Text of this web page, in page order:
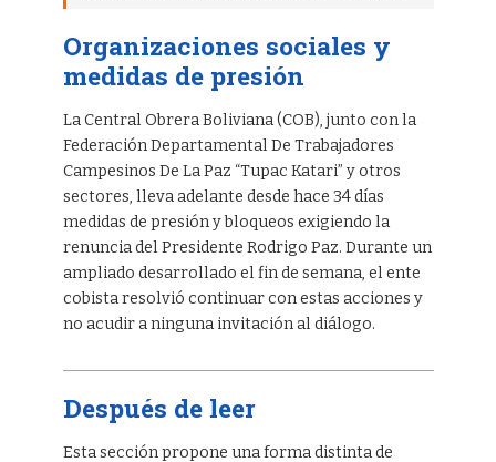
Organizaciones sociales y
medidas de presión
La Central Obrera Boliviana (COB), junto con la
Federación Departamental De Trabajadores
Campesinos De La Paz “Tupac Katari” y otros
sectores, lleva adelante desde hace 34 días
medidas de presión y bloqueos exigiendo la
renuncia del Presidente Rodrigo Paz. Durante un
ampliado desarrollado el fin de semana, el ente
cobista resolvió continuar con estas acciones y
no acudir a ninguna invitación al diálogo.
Después de leer
Esta sección propone una forma distinta de